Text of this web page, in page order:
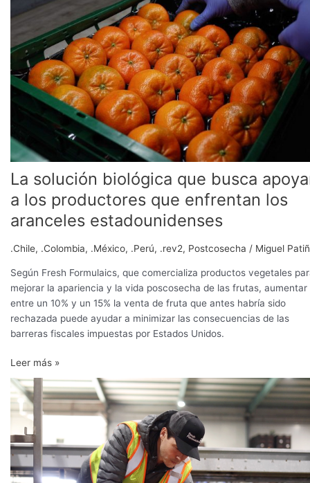
La solución biológica que busca
a los productores que enfrentan los
aranceles estadounidenses
.Chile, .Colombia, .México, .Perú, .rev2, Postcosecha / Miguel
Según Fresh Formulaics, que comercializa productos vegetales
mejorar la apariencia y la vida poscosecha de las frutas, aumentar
entre un 10% y un 15% la venta de fruta que antes habría sido
rechazada puede ayudar a minimizar las consecuencias de las
barreras fiscales impuestas por Estados Unidos.
biológica
busca
apoyar
a
los
productores
los
aranceles
estadounidenses
Leer más »
Fresh
Formulaics
lleva
innovación
poscosecha
a